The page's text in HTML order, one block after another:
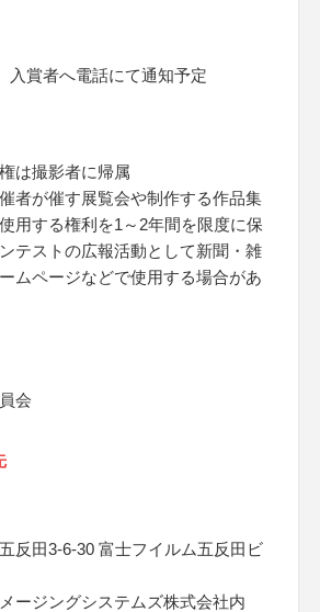
入賞者へ電話にて通知予定
は撮影者に帰属
者が催す展覧会や制作する作品集
用する権利を1～2年間を限度に保
テストの広報活動として新聞・雑
ムページなどで使用する場合があ
会
反田3-6-30 富士フイルム五反田ビ
ージングシステムズ株式会社内